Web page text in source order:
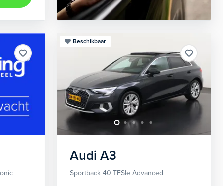
Beschikbaar
Audi A3
Sportback 40 TFSIe Advanced